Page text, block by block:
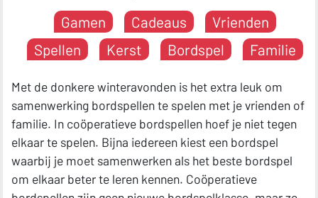
Gamen Cadeaus
Vrienden
Spellen
Kerst Bordspel Familie
Met de donkere winteravonden is het extra leuk om
samenwerking bordspellen te spelen met je vrienden of
familie. In coöperatieve bordspellen hoef je niet tegen
elkaar te spelen. Bijna iedereen kiest een bordspel
waarbij je moet samenwerken als het beste bordspel
om elkaar beter te leren kennen. Coöperatieve